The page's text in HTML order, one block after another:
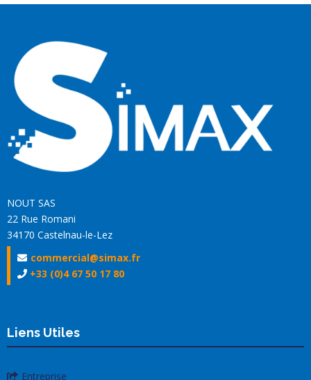
NOUT SAS
22 Rue Romani
34170 Castelnau-le-Lez
commercial@simax.fr
+33 (0)4 67 50 17 80
Liens Utiles
Entreprise